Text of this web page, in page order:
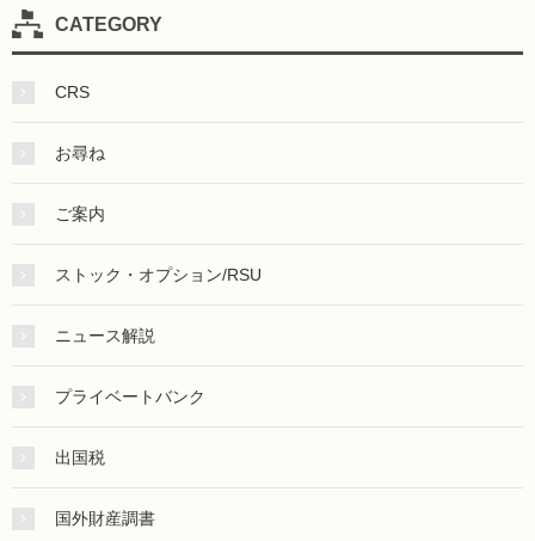
CATEGORY
CRS
お尋ね
ご案内
ストック・オプション/RSU
ニュース解説
プライベートバンク
出国税
国外財産調書